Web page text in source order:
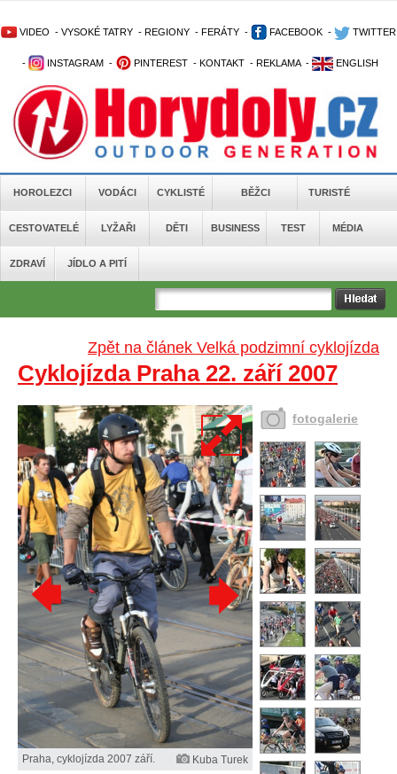
VIDEO - VYSOKÉ TATRY - REGIONY - FERÁTY - FACEBOOK - TWITTER
- INSTAGRAM - PINTEREST - KONTAKT - REKLAMA - ENGLISH
HOROLEZCI VODÁCI CYKLISTÉ BĚŽCI TURISTÉ
CESTOVATELÉ LYŽAŘI DĚTI BUSINESS TEST MÉDIA
ZDRAVÍ JÍDLO A PITÍ
Zpět na článek Velká podzimní cyklojízda
Cyklojízda Praha 22. září 2007
Praha, cyklojízda 2007 září. Kuba Turek
fotogalerie